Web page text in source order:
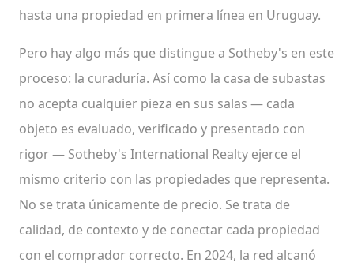
hasta una propiedad en primera línea en Uruguay.
Pero hay algo más que distingue a Sotheby's en este
proceso: la curaduría. Así como la casa de subastas
no acepta cualquier pieza en sus salas — cada
objeto es evaluado, verificado y presentado con
rigor — Sotheby's International Realty ejerce el
mismo criterio con las propiedades que representa.
No se trata únicamente de precio. Se trata de
calidad, de contexto y de conectar cada propiedad
con el comprador correcto. En 2024, la red alcanó